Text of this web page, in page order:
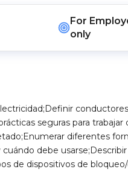
For
only
seguras para
diferentes
debe
de dispositivos de